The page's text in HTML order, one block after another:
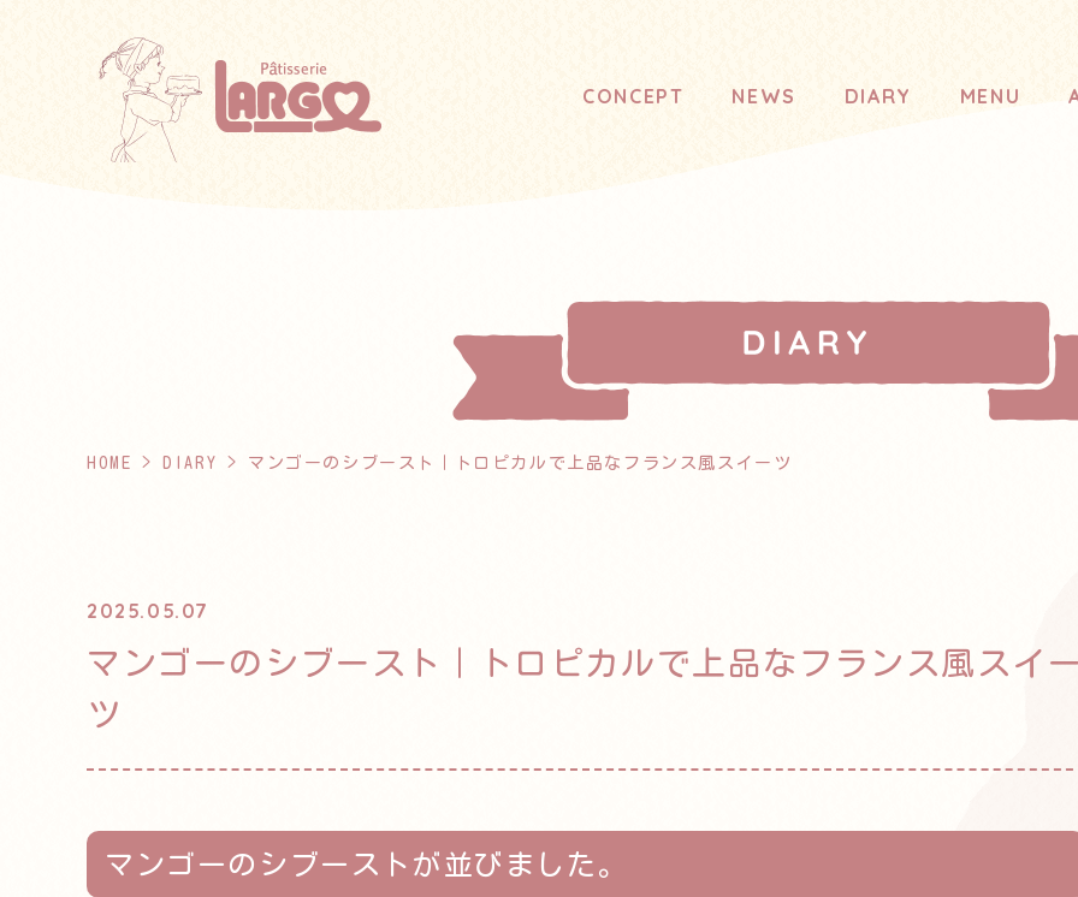
CONCEPT NEWS DIARY MENU
HOME > DIARY > マンゴーのシブースト｜トロピカルで上品なフランス風スイーツ
2025.05.07
マンゴーのシブースト｜トロピカルで上品なフランス風スイ
ツ
マンゴーのシブーストが並びました。